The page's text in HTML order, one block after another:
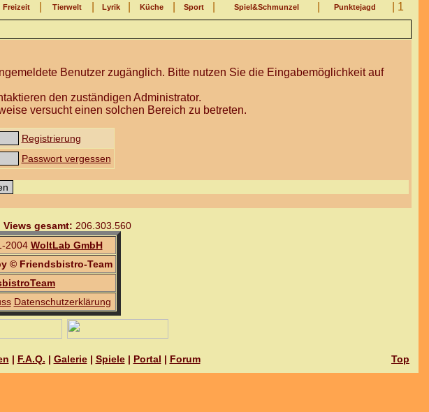
Freizeit Tierwelt Lyrik Küche Sport Spiel&Schmunzel Punktejagd
| 1
Benutzer zugänglich. Bitte nutzen Sie die Eingabemöglichkeit auf
den zuständigen Administrator.
versucht einen solchen Bereich zu betreten.
Registrierung
Passwort vergessen
Views gesamt: 206.303.560
2004 WoltLab GmbH
© Friendsbistro-Team
Datenschutzerklärung
| F.A.Q. | Galerie| Spiele| Portal | Forum Top